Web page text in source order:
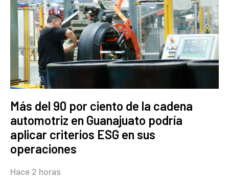
Más del 90 por ciento de la cadena
automotriz en Guanajuato podría
aplicar criterios ESG en sus
operaciones
Hace 2 horas